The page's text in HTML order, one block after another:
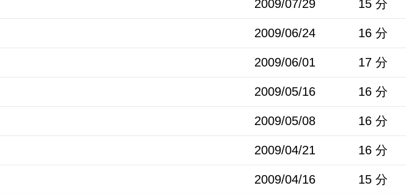
2009/07/29 15 分
2009/06/24 16 分
2009/06/01 17 分
2009/05/16 16 分
2009/05/08 16 分
2009/04/21 16 分
2009/04/16 15 分